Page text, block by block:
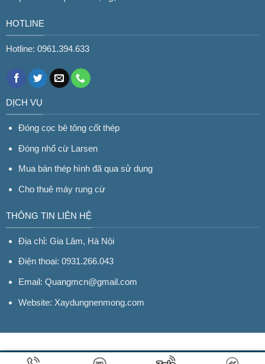
HOTLINE
Hotline: 0961.394.633
DỊCH VỤ
Đóng cọc bê tông cốt thép
Đóng nhổ cừ Larsen
Mua bán thép hình đã qua sử dụng
Cho thuê máy rung cừ
THÔNG TIN LIÊN HỆ
Địa chỉ: Gia Lâm, Hà Nội
Điện thoại: 0931.266.043
Email: Quangmcn@gmail.com
Website: Xaydungnenmong.com
Hỗ trợ kỹ thuật: Mr. Chí (0982.633.523)